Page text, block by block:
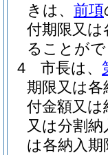
きは、 前項
付期限又
ることが
4
市長は、
期限又は各
付金額又
又は分割
は各納入